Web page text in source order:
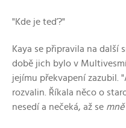
"Kde je teď?"
Kaya se připravila na
době jich bylo v
jejímu překvapení zazubil.
rozvalin. Říkala něco o
nesedí a nečeká, až se mně